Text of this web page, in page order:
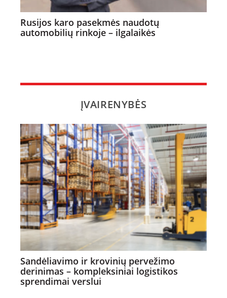
Rusijos karo pasekmės naudotų
automobilių rinkoje – ilgalaikės
ĮVAIRENYBĖS
Sandėliavimo ir krovinių pervežimo
derinimas – kompleksiniai logistikos
sprendimai verslui